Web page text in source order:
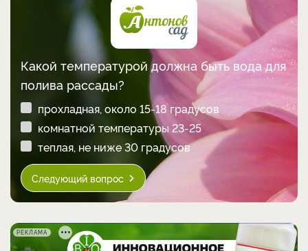
Какой температурой должна быть вода для
полива рассады?
прохладная, около 15-18 градусов
комнатной температуры 23-25
теплая, не ниже 30 градусов
Следующий вопрос
РЕКЛАМА